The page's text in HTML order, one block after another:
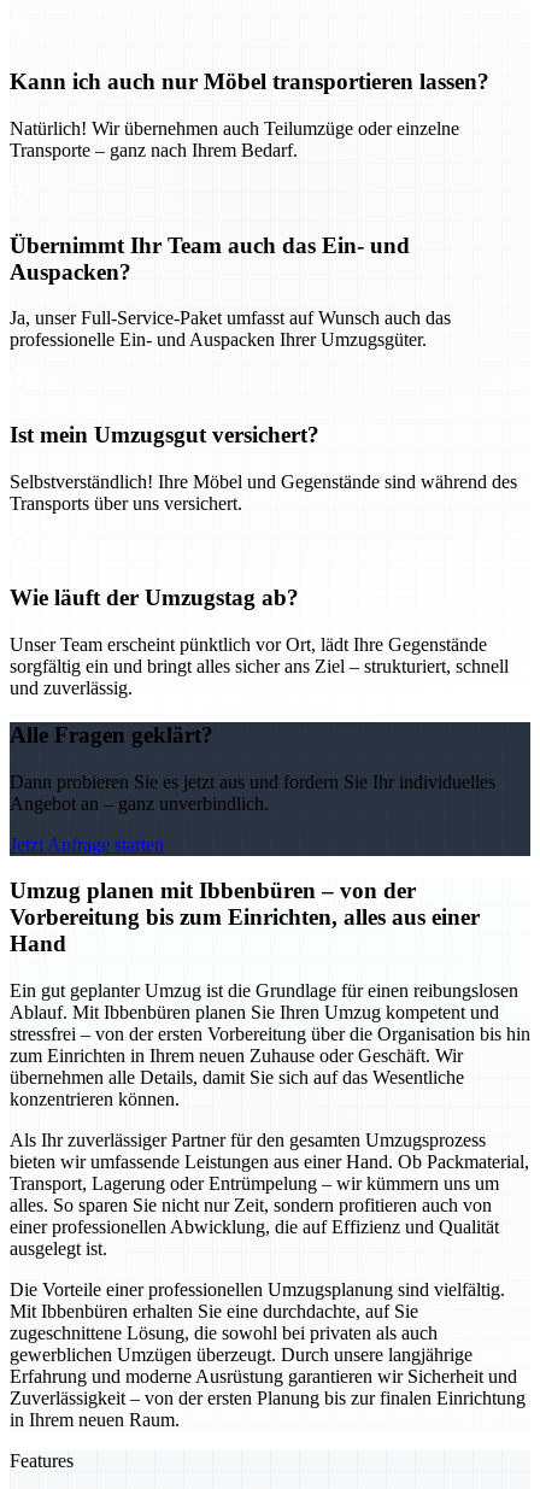
Kann ich auch nur Möbel transportieren lassen?
Natürlich! Wir übernehmen auch Teilumzüge oder einzelne
Transporte – ganz nach Ihrem Bedarf.
Übernimmt Ihr Team auch das Ein- und
Auspacken?
Ja, unser Full-Service-Paket umfasst auf Wunsch auch das
professionelle Ein- und Auspacken Ihrer Umzugsgüter.
Ist mein Umzugsgut versichert?
Selbstverständlich! Ihre Möbel und Gegenstände sind während des
Transports über uns versichert.
Wie läuft der Umzugstag ab?
Unser Team erscheint pünktlich vor Ort, lädt Ihre Gegenstände
sorgfältig ein und bringt alles sicher ans Ziel – strukturiert, schnell
und zuverlässig.
Alle Fragen geklärt?
Dann probieren Sie es jetzt aus und fordern Sie Ihr individuelles
Angebot an – ganz unverbindlich.
Jetzt Anfrage starten
Umzug planen mit Ibbenbüren – von der
Vorbereitung bis zum Einrichten, alles aus einer
Hand
Ein gut geplanter Umzug ist die Grundlage für einen reibungslosen
Ablauf. Mit Ibbenbüren planen Sie Ihren Umzug kompetent und
stressfrei – von der ersten Vorbereitung über die Organisation bis hin
zum Einrichten in Ihrem neuen Zuhause oder Geschäft. Wir
übernehmen alle Details, damit Sie sich auf das Wesentliche
konzentrieren können.
Als Ihr zuverlässiger Partner für den gesamten Umzugsprozess
bieten wir umfassende Leistungen aus einer Hand. Ob Packmaterial,
Transport, Lagerung oder Entrümpelung – wir kümmern uns um
alles. So sparen Sie nicht nur Zeit, sondern profitieren auch von
einer professionellen Abwicklung, die auf Effizienz und Qualität
ausgelegt ist.
Die Vorteile einer professionellen Umzugsplanung sind vielfältig.
Mit Ibbenbüren erhalten Sie eine durchdachte, auf Sie
zugeschnittene Lösung, die sowohl bei privaten als auch
gewerblichen Umzügen überzeugt. Durch unsere langjährige
Erfahrung und moderne Ausrüstung garantieren wir Sicherheit und
Zuverlässigkeit – von der ersten Planung bis zur finalen Einrichtung
in Ihrem neuen Raum.
Features